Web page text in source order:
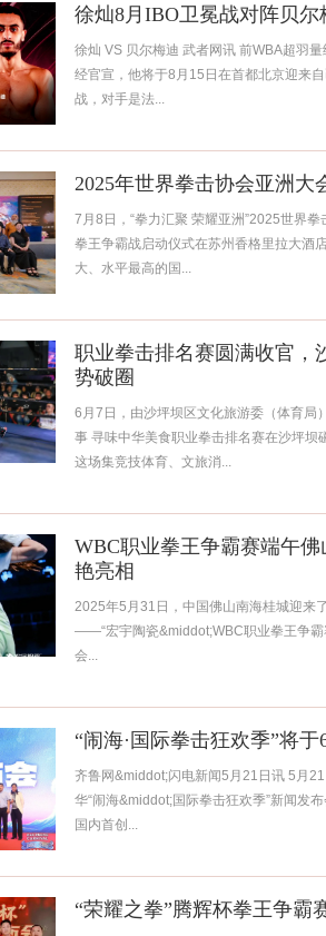
徐灿8月IBO卫冕战对阵贝尔
徐灿 VS 贝尔梅迪 武者网讯 前WBA超羽
经官宣，他将于8月15日在首都北京迎来
战，对手是法...
2025年世界拳击协会亚洲大
7月8日，“拳力汇聚 荣耀亚洲”2025世界
拳王争霸战启动仪式在苏州香格里拉大酒
大、水平最高的国...
职业拳击排名赛圆满收官，
势破圈
6月7日，由沙坪坝区文化旅游委（体育局
事 寻味中华美食职业拳击排名赛在沙坪
这场集竞技体育、文旅消...
WBC职业拳王争霸赛端午
艳亮相
2025年5月31日，中国佛山南海桂城迎来
——“宏宇陶瓷&middot;WBC职业拳王争霸
会...
“闹海·国际拳击狂欢季”将
齐鲁网&middot;闪电新闻5月21日讯 5月
华“闹海&middot;国际拳击狂欢季”新闻发
国内首创...
“荣耀之拳”腾辉杯拳王争霸